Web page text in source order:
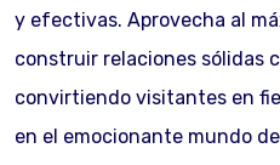
y efectivas. Aprovecha al
construir relaciones sólidas
convirtiendo visitantes en
en el emocionante mundo